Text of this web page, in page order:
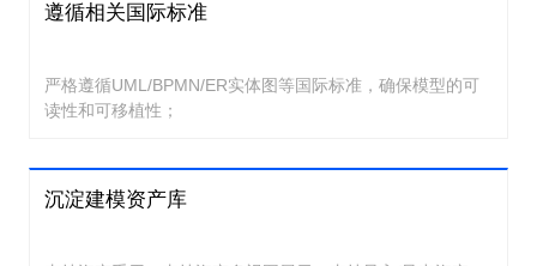
遵循相关国际标准
严格遵循UML/BPMN/ER实体图等国际标准，确保模型的可
读性和可移植性；
沉淀建模资产库